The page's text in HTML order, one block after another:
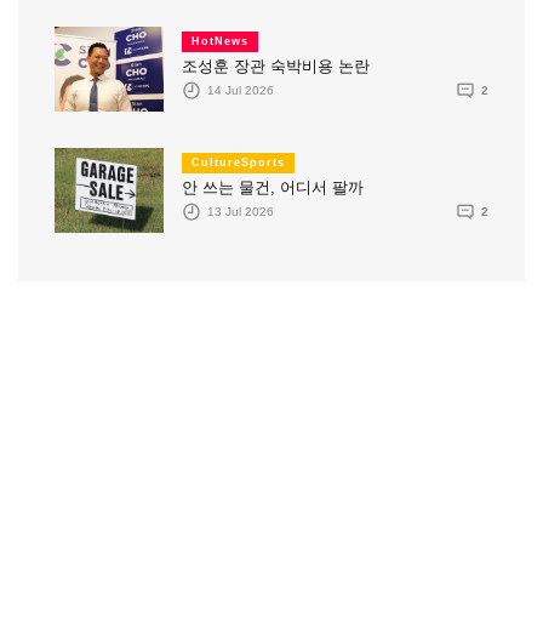
HotNews
조성훈 장관 숙박비용 논란
14 Jul 2026 2
CultureSports
안 쓰는 물건, 어디서 팔까
13 Jul 2026 2